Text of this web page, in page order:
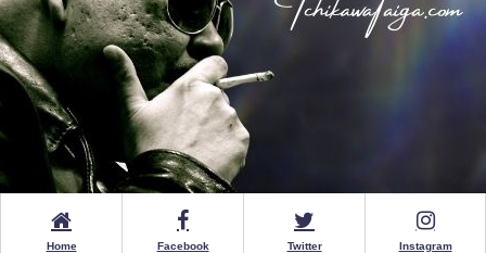
Home Facebook Twitter Instagram